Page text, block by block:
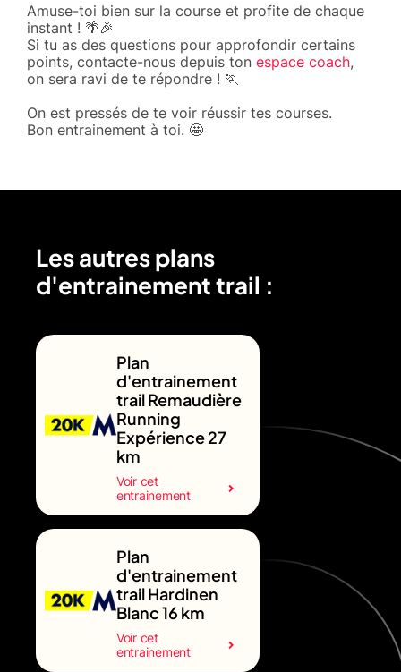
Amuse-toi bien sur la course et profite de chaque
instant ! 🌴🎉
Si tu as des questions pour approfondir certains
points, contacte-nous depuis ton espace coach,
on sera ravi de te répondre ! 🏃
On est pressés de te voir réussir tes courses.
Bon entrainement à toi. 🤩
Les autres plans
d'entrainement trail :
Plan
d'entrainement
trail Remaudière
Running
Expérience 27
km
Voir cet
entrainement
Plan
d'entrainement
trail Hardinen
Blanc 16 km
Voir cet
entrainement